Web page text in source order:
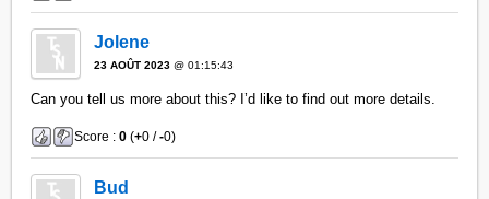
Jolene
23 AOÛT 2023 @ 01:15:43
Can you tell us more about this? I’d like to find out more details.
Score :0 (+0 /-0)
Bud